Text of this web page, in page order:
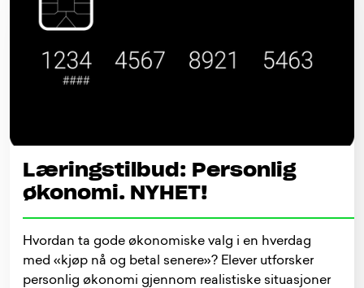
Læringstilbud: Personlig
økonomi. NYHET!
Hvordan ta gode økonomiske valg i en hverdag
med «kjøp nå og betal senere»? Elever utforsker
personlig økonomi gjennom realistiske situasjoner